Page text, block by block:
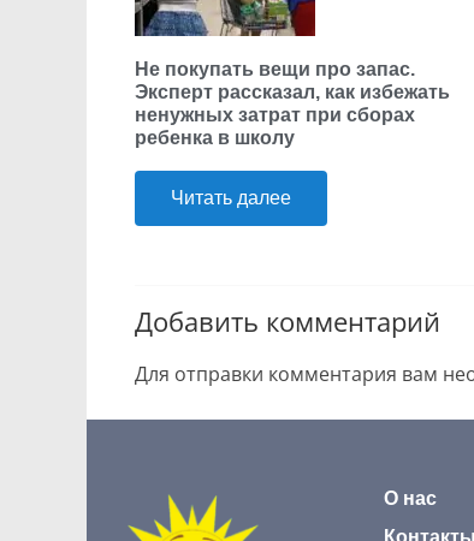
Не покупать вещи про запас.
Эксперт рассказал, как избежать
ненужных затрат при сборах
ребенка в школу
Читать далее
Добавить комментарий
Для отправки комментария вам
О нас